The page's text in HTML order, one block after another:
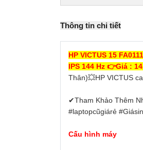
Thông tin chi tiết
HP VICTUS 15
IPS 144 Hz 👉Giá :
Thân)💥HP VICTUS
✔Tham Khảo Thêm
#laptopcũgiárẻ
Cấu hình máy